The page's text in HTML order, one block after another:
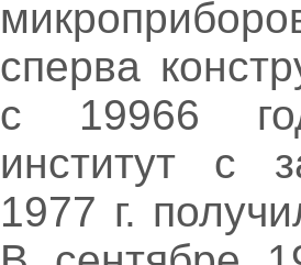
сперва
с 19966
институт с
1977 г.